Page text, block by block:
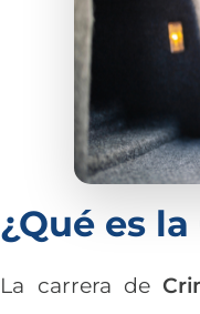
¿Qué es
La carrera de